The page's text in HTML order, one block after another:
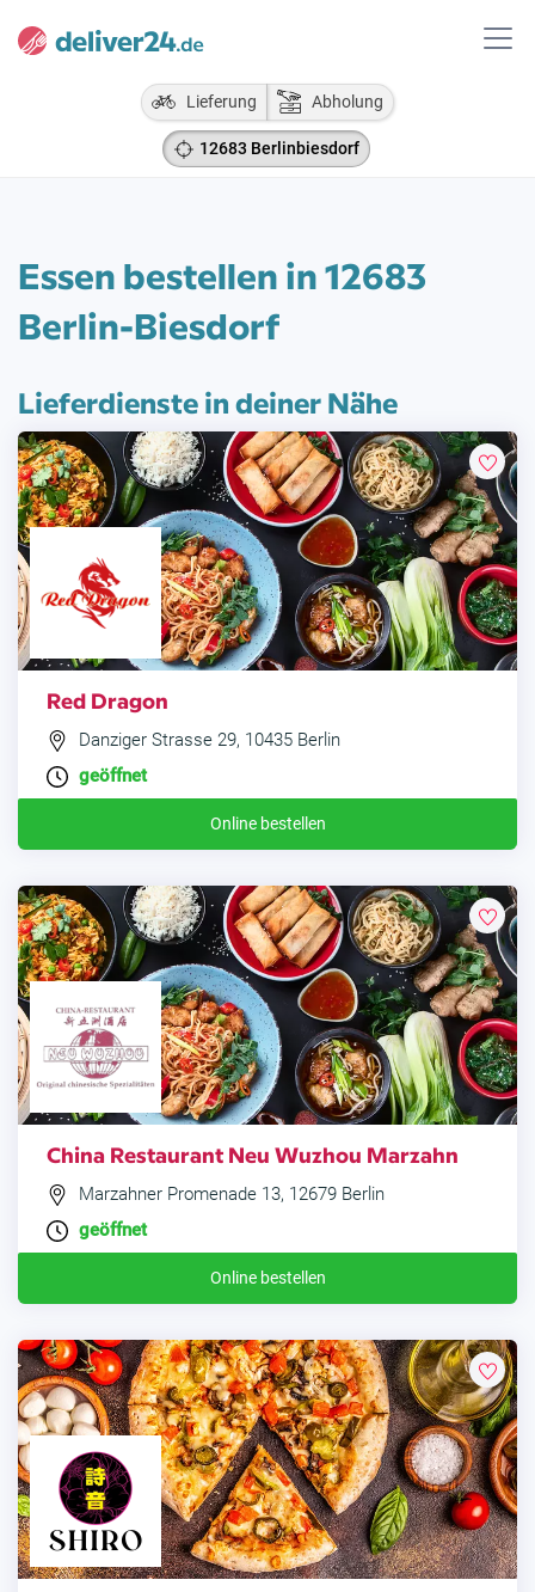
Lieferung Abholung
12683 Berlinbiesdorf
Essen bestellen in 12683
Berlin-Biesdorf
Lieferdienste in deiner Nähe
Red Dragon
Danziger Strasse 29, 10435 Berlin
geöffnet
Online bestellen
China Restaurant Neu Wuzhou Marzahn
Marzahner Promenade 13, 12679 Berlin
geöffnet
Online bestellen